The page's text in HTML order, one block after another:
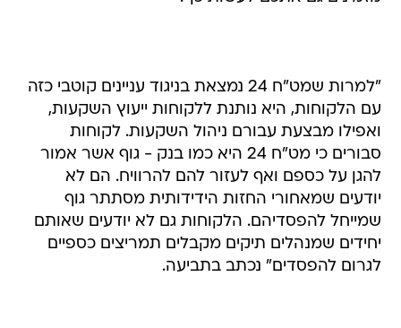
"למרות שמט"ח 24 נמצאת בניגוד עניינים קוטבי כזה
עם הלקוחות, היא נותנת ללקוחות ייעוץ השקעות,
ואפילו מבצעת עבורם ניהול השקעות. לקוחות
סבורים כי מט"ח 24 היא כמו בנק - גוף אשר אמור
להגן על כספם ואף לעזור להם להרוויח. הם לא
יודעים שמאחורי החזות הידידותית מסתתר גוף
שמייחל להפסדיהם. הלקוחות גם לא יודעים שאותם
יחידים שמנהלים תיקים מקבלים תמריצים כספיים
לגרום להפסדים" נכתב בתביעה.